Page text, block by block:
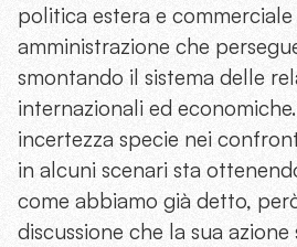
politica estera e
amministrazione che
smontando il sistema delle
internazionali ed
incertezza specie nei
in alcuni scenari sta
come abbiamo già detto,
discussione che la sua